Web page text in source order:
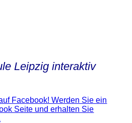
Leipzig interaktiv
Facebook! Werden Sie ein
Seite und erhalten Sie